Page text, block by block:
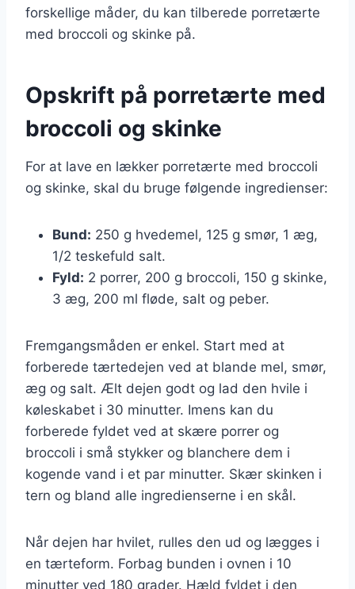
forskellige måder, du kan tilberede porretærte
med broccoli og skinke på.
Opskrift på porretærte med
broccoli og skinke
For at lave en lækker porretærte med broccoli
og skinke, skal du bruge følgende ingredienser:
Bund: 250 g hvedemel, 125 g smør, 1 æg,
1/2 teskefuld salt.
Fyld: 2 porrer, 200 g broccoli, 150 g skinke,
3 æg, 200 ml fløde, salt og peber.
Fremgangsmåden er enkel. Start med at
forberede tærtedejen ved at blande mel, smør,
æg og salt. Ælt dejen godt og lad den hvile i
køleskabet i 30 minutter. Imens kan du
forberede fyldet ved at skære porrer og
broccoli i små stykker og blanchere dem i
kogende vand i et par minutter. Skær skinken i
tern og bland alle ingredienserne i en skål.
Når dejen har hvilet, rulles den ud og lægges i
en tærteform. Forbag bunden i ovnen i 10
minutter ved 180 grader. Hæld fyldet i den